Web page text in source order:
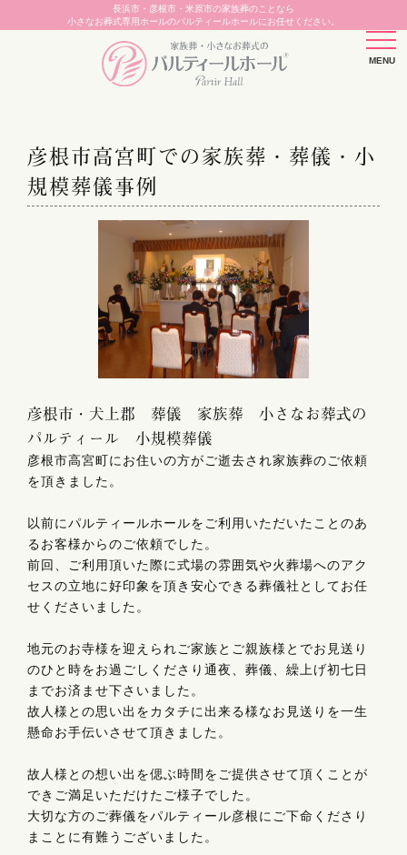
長浜市・彦根市・米原市の家族葬のことなら
小さなお葬式専用ホールのパルティールホールにお任せください。
彦根市高宮町での家族葬・葬儀・小
規模葬儀事例
彦根市・犬上郡 葬儀 家族葬 小さなお葬式の
パルティール 小規模葬儀
彦根市高宮町にお住いの方がご逝去され家族葬のご依頼
を頂きました。
以前にパルティールホールをご利用いただいたことのあ
るお客様からのご依頼でした。
前回、ご利用頂いた際に式場の雰囲気や火葬場へのアク
セスの立地に好印象を頂き安心できる葬儀社としてお任
せくださいました。
地元のお寺様を迎えられご家族とご親族様とでお見送り
のひと時をお過ごしくださり通夜、葬儀、繰上げ初七日
までお済ませ下さいました。
故人様との思い出をカタチに出来る様なお見送りを一生
懸命お手伝いさせて頂きました。
故人様との想い出を偲ぶ時間をご提供させて頂くことが
できご満足いただけたご様子でした。
大切な方のご葬儀をパルティール彦根にご下命くださり
まことに有難うございました。